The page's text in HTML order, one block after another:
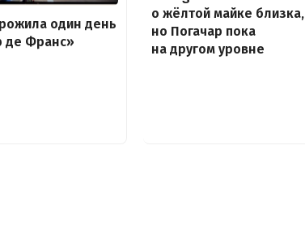
один день
де Франс»
о жёлтой майке близка,
но Погачар пока
на другом уровне